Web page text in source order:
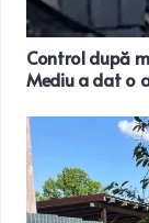
Control după
Mediu a dat o